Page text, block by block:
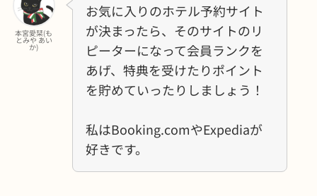
本宮愛栞(も
とみや あい
か)
お気に入りのホテル予約サイト
が決まったら、そのサイトのリ
ピーターになって会員ランクを
あげ、特典を受けたりポイント
を貯めていったりしましょう！
私はBooking.comやExpediaが
好きです。